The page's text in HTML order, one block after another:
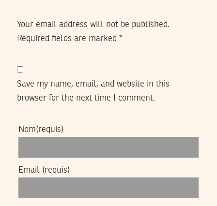
Your email address will not be published.
Required fields are marked *
Save my name, email, and website in this
browser for the next time I comment.
Nom(requis)
Email (requis)